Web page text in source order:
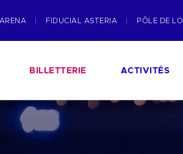
FIDUCIAL ASTERIA PÔLE DE
BILLETTERIE ACTIVITÉS